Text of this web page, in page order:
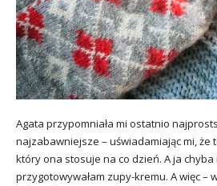
Agata przypomniała mi ostatnio
najzabawniejsze – uświadamiając mi, że
który ona stosuje na co dzień. A ja
przygotowywałam zupy-kremu. A więc –